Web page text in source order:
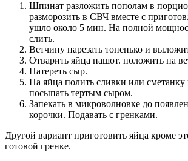
Шпинат разложить пополам в
разморозить в СВЧ вместе с
ушло около 5 мин. На полной
слить.
Ветчину нарезать тоненько и
Отварить яйца пашот. положить на
Натереть сыр.
На яйца полить сливки или сметанку
посыпать тертым сыром.
Запекать в микроволновке до
корочки. Подавать с гренками.
Другой вариант приготовить яйца кроме
готовой гренке.